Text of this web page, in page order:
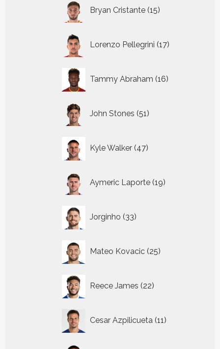
Bryan Cristante 15
producten
Lorenzo Pellegrini 17
producten
Tammy Abraham 16
producten
John Stones 51
producten
Kyle Walker 47
producten
Aymeric Laporte 19
producten
Jorginho 33
producten
Mateo Kovacic 25
producten
Reece James 22
producten
Cesar Azpilicueta 11
producten